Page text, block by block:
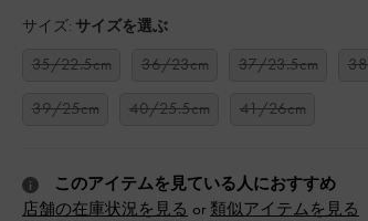
サイズ: サイズを選ぶ
35/22.5cm 36/23cm 37/23.5cm
39/25cm
40/25.5cm 41/26cm
このアイテムを見ている人におすすめ
店舗の在庫状況を見る or 類似アイテムを見る